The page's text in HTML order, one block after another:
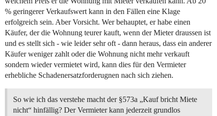
% geringerer Verkaufswert kann in den Fällen eine Klage
erfolgreich sein. Aber Vorsicht. Wer behauptet, er habe einen
Käufer, der die Wohnung teurer kauft, wenn der Mieter draussen ist
und es stellt sich - wie leider sehr oft - dann heraus, dass ein anderer
Käufer weniger zahlt oder die Wohnung nicht mehr verkauft
sondern wieder vermietet wird, kann dies für den Vermieter
erhebliche Schadenersatzforderugnen nach sich ziehen.
So wie ich das verstehe macht der §573a „Kauf bricht Miete
nicht“ hinfällig? Der Vermieter kann jederzeit grundlos